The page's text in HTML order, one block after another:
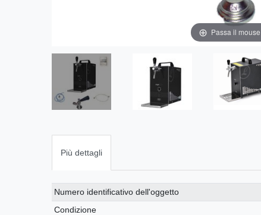
Passa il
Più dettagli
Ceres::Template.singleItemTechnicalDataAttribute
Ceres::Template.singleItemTechnicalDataValue
Numero identificativo dell'oggetto
Condizione